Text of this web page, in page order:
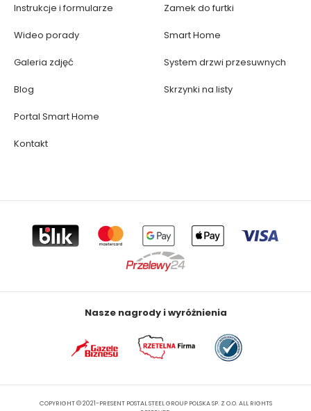
Instrukcje i formularze
Wideo porady
Galeria zdjęć
Blog
Portal Smart Home
Kontakt
Zamek do furtki
Smart Home
System drzwi przesuwnych
Skrzynki na listy
Nasze nagrody i wyróżnienia
COPYRIGHT © 2021-PRESENT POSTAL STEEL GROUP POLSKA SP. Z O.O. ALL RIGHTS